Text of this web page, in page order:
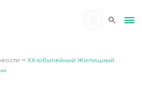
⭢ ХХ юбилейный Жилищный